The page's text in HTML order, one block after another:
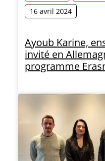
16 avril 2024
Ayoub Karine,
invité en
programme